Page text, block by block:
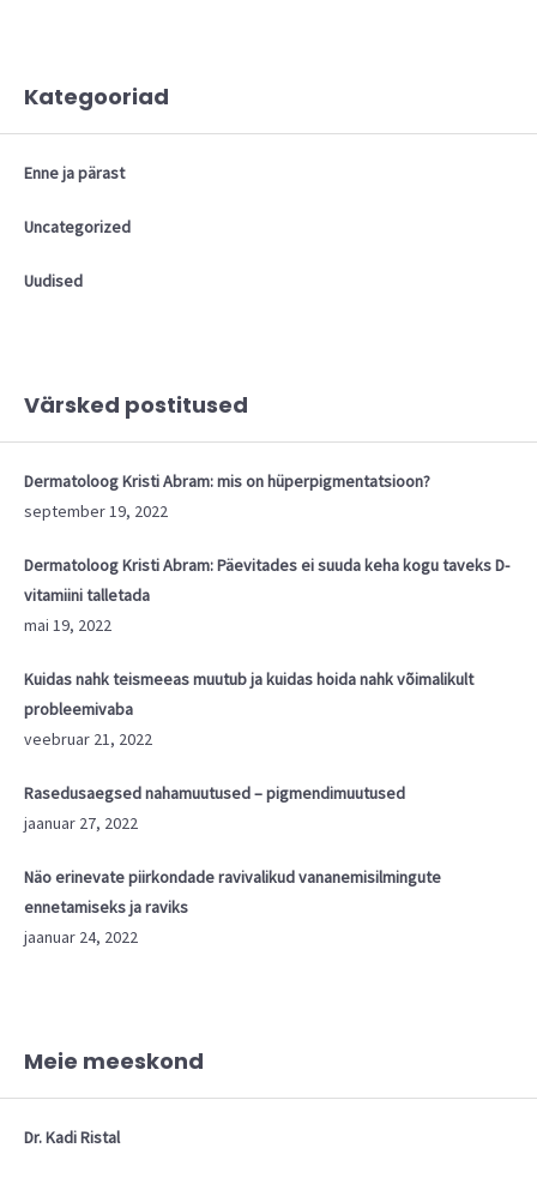
Kategooriad
Enne ja pärast
Uncategorized
Uudised
Värsked postitused
Dermatoloog Kristi Abram: mis on hüperpigmentatsioon?
september 19, 2022
Dermatoloog Kristi Abram: Päevitades ei suuda keha kogu taveks D-
vitamiini talletada
mai 19, 2022
Kuidas nahk teismeeas muutub ja kuidas hoida nahk võimalikult
probleemivaba
veebruar 21, 2022
Rasedusaegsed nahamuutused – pigmendimuutused
jaanuar 27, 2022
Näo erinevate piirkondade ravivalikud vananemisilmingute
ennetamiseks ja raviks
jaanuar 24, 2022
Meie meeskond
Dr. Kadi Ristal